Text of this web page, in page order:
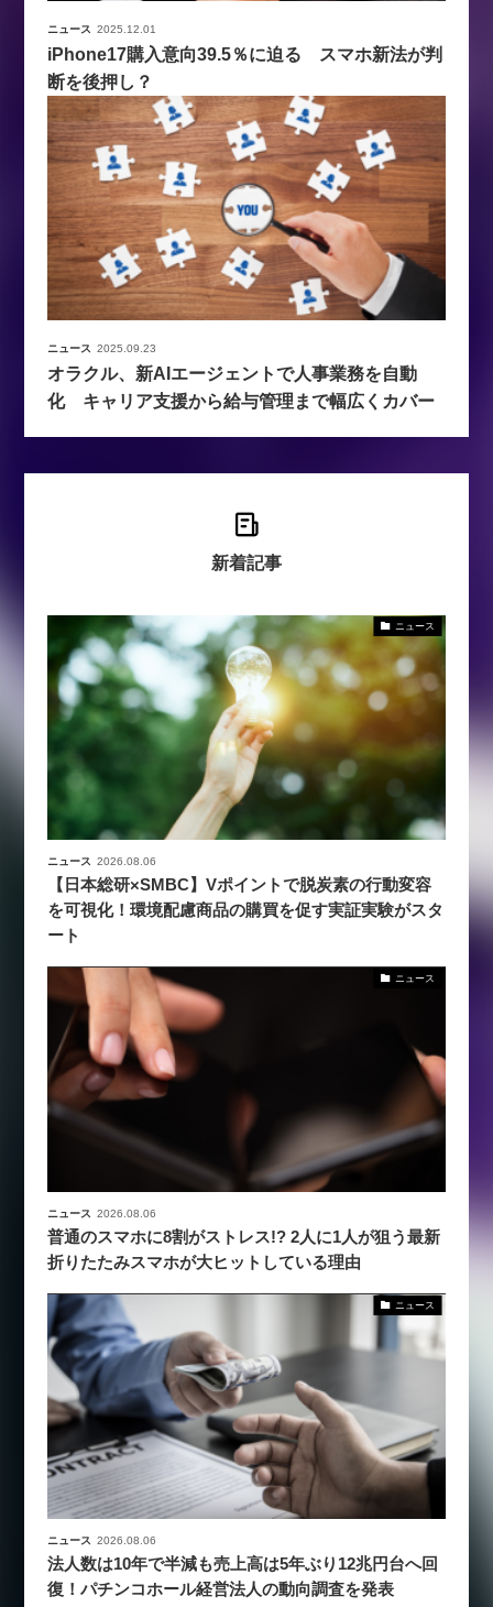
ニュース 2025.12.01
iPhone17購入意向39.5％に迫る スマホ新法が判
断を後押し？
ニュース 2025.09.23
オラクル、新AIエージェントで人事業務を自動
化 キャリア支援から給与管理まで幅広くカバー
新着記事
ニュース
ニュース 2026.08.06
【日本総研×SMBC】Vポイントで脱炭素の行動変容
を可視化！環境配慮商品の購買を促す実証実験がスタ
ート
ニュース
ニュース 2026.08.06
普通のスマホに8割がストレス!? 2人に1人が狙う最新
折りたたみスマホが大ヒットしている理由
ニュース
ニュース 2026.08.06
法人数は10年で半減も売上高は5年ぶり12兆円台へ回
復！パチンコホール経営法人の動向調査を発表